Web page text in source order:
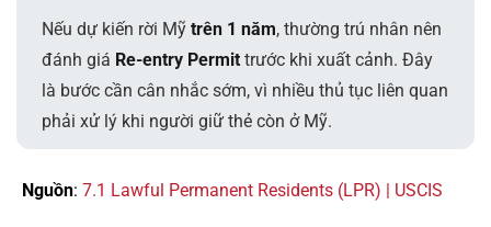
Nếu dự kiến rời Mỹ trên 1 năm, thường trú nhân nên
đánh giá Re-entry Permittrước khi xuất cảnh. Đây
là bước cần cân nhắc sớm, vì nhiều thủ tục liên quan
phải xử lý khi người giữ thẻ còn ở Mỹ.
Nguồn: 7.1 Lawful Permanent Residents (LPR) | USCIS